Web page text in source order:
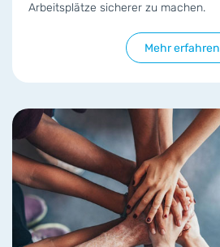
Arbeitsplätze sicherer zu machen.
Mehr erfahren